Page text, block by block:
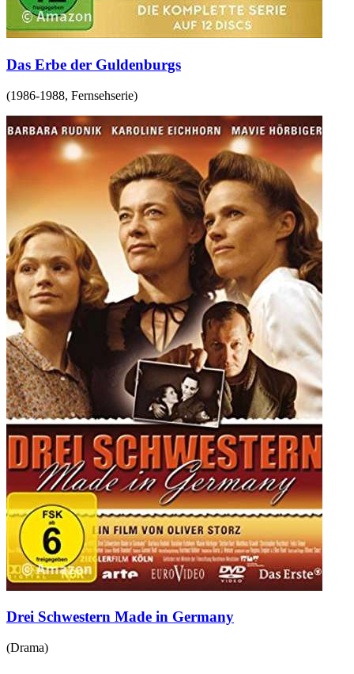
Das Erbe der Guldenburgs
(1986-1988, Fernsehserie)
Drei Schwestern Made in Germany
(Drama)